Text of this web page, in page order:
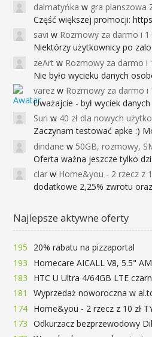
dalmatyńka w gra planszowa Zamki
Część większej promocji:
savi w Rozmowy za darmo i 1 GB
Niektórzy użytkownicy po
zeArt w Rozmowy za darmo i 1 GB
Nie było wycieku danych
varez w Rozmowy za darmo i 1 GB
Uważajcie - był wyciek danych
Suri w 40 zł dla nowych użytkowników Google Pay
Zaczynam testować apke :) Mój
dindane w 50GB, rozmowy, SMS, MMS bez limitu przez 6 miesięcy za darmo za
Oferta ważna jeszcze tylko
clar w Home&you - 2 rzecz z 10 zł
dodatkowe 2,25% zwrotu oraz
Najlepsze aktywne oferty
195
20% rabatu na pizzaportal
193
183
181
174
173